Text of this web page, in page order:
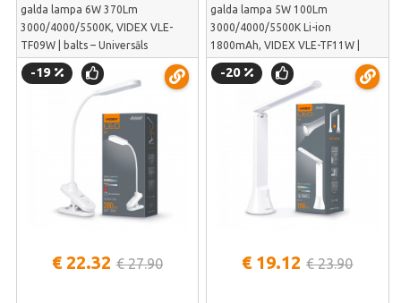
galda lampa 6W 370Lm
3000/4000/5500K, VIDEX VLE-
TF09W | balts – Universāls
stiprinājums ar klipsi plakanām
virsmām | VLE-TF09W
-19
€ 22.32 € 27.90
galda lampa 5W 100Lm
3000/4000/5500K Li-ion
1800mAh, VIDEX VLE-TF11W |
balts – Autonoma darbība no
iebūvēta Li-ion akumulatora | VLE-
-20
€ 19.12 € 23.90